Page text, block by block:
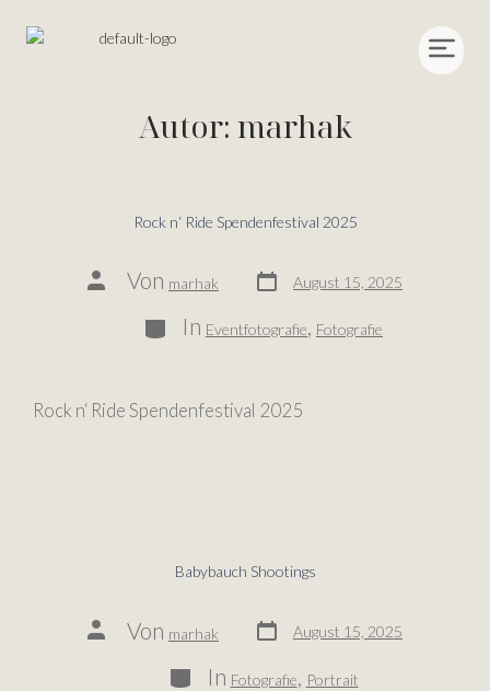
Autor: marhak
Rock n‘ Ride Spendenfestival 2025
Von marhak August 15, 2025
In Eventfotografie, Fotografie
Rock n‘ Ride Spendenfestival 2025
Babybauch Shootings
Von marhak August 15, 2025
In Fotografie Portrait